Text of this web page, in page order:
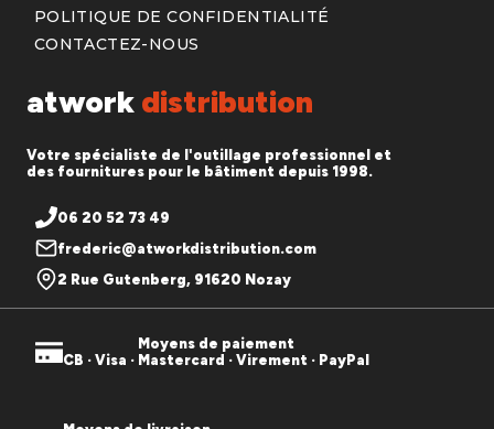
atwork distribution
Votre spécialiste de l'outillage professionnel et
des fournitures pour le bâtiment depuis 1998.
06 20 52 73 49
frederic@atworkdistribution.com
2 Rue Gutenberg, 91620 Nozay
POLITIQUE DE CONFIDENTIALITÉ
CONTACTEZ-NOUS
Moyens de paiement
CB · Visa · Mastercard · Virement · PayPal